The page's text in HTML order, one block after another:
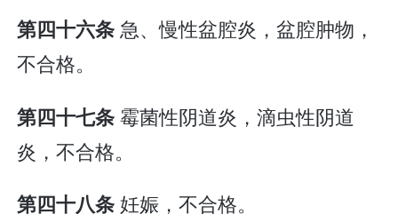
第四十六条急、慢性盆腔炎，盆腔肿物，
不合格。
第四十七条霉菌性阴道炎，滴虫性阴道
炎，不合格。
第四十八条妊娠，不合格。